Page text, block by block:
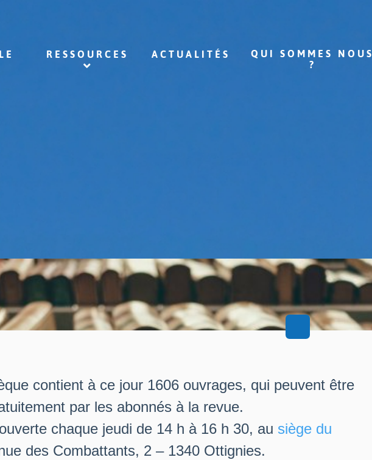
RESSOURCES ACTUALITÉS
QUI SOMMES NOUS
?
contient à ce jour 1606 ouvrages, qui peuvent être
par les abonnés à la revue.
chaque jeudi de 14 h à 16 h 30, au siège du
des Combattants, 2 – 1340 Ottignies.